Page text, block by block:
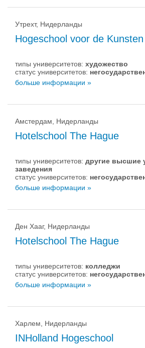
Утрехт, Нидерланды
Hogeschool voor de
типы университетов: художество
статус университетов:
больше информации »
Амстердам, Нидерланды
Hotelschool The Hague
типы университетов: другие высшие
заведения
статус университетов:
больше информации »
Ден Хааг, Нидерланды
Hotelschool The Hague
типы университетов: колледжи
статус университетов:
больше информации »
Харлем, Нидерланды
INHolland Hogeschool